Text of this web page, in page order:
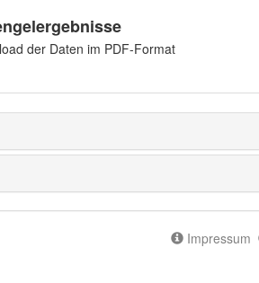
der Daten im PDF-Format
Impressum